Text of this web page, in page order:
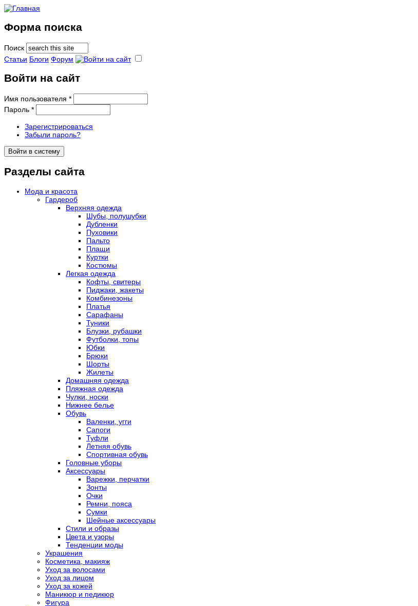
Форма поиска
Поиск
Статьи Блоги Форум
Войти на сайт
Имя пользователя *
Пароль *
Зарегистрироваться
Забыли пароль?
Разделы сайта
Мода и красота
Гардероб
Верхняя одежда
Шубы, полушубки
Дубленки
Пуховики
Пальто
Плащи
Куртки
Костюмы
Легкая одежда
Кофты, свитеры
Пиджаки, жакеты
Комбинезоны
Платья
Сарафаны
Туники
Блузки, рубашки
Футболки, топы
Юбки
Брюки
Шорты
Жилеты
Домашняя одежда
Пляжная одежда
Чулки, носки
Нижнее белье
Обувь
Валенки, угги
Сапоги
Туфли
Летняя обувь
Спортивная обувь
Головные уборы
Аксессуары
Варежки, перчатки
Зонты
Очки
Ремни, пояса
Сумки
Шейные аксессуары
Стили и образы
Цвета и узоры
Тенденции моды
Украшения
Косметика, макияж
Уход за волосами
Уход за лицом
Уход за кожей
Маникюр и педикюр
Фигура